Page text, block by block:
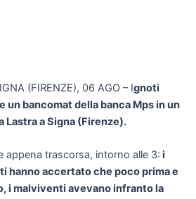
(FIRENZE), 06 AGO – Ignoti
un bancomat della banca Mps in un
a Signa (Firenze).
appena trascorsa, intorno alle 3: i
hanno accertato che poco prima e
i malviventi avevano infranto la